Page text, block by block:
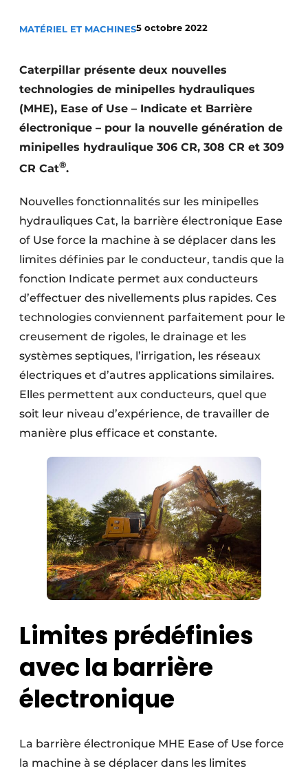
Construction bois
Contrôle d’accès
Éclairage
Fondations
Façades
Géotextiles
Infrastructures souterraines et égouttage
Protection solaire
Rénovation
Sécurité incendie
Software
MATÉRIEL ET MACHINES5 octobre 2022
Caterpillar présente deux nouvelles
technologies de minipelles hydrauliques
(MHE), Ease of Use – Indicate et Barrière
électronique – pour la nouvelle génération de
minipelles hydraulique 306 CR, 308 CR et 309
CR Cat®.
Nouvelles fonctionnalités sur les minipelles
hydrauliques Cat, la barrière électronique Ease
of Use force la machine à se déplacer dans les
limites définies par le conducteur, tandis que la
fonction Indicate permet aux conducteurs
d’effectuer des nivellements plus rapides. Ces
technologies conviennent parfaitement pour le
creusement de rigoles, le drainage et les
systèmes septiques, l’irrigation, les réseaux
électriques et d’autres applications similaires.
Elles permettent aux conducteurs, quel que
soit leur niveau d’expérience, de travailler de
manière plus efficace et constante.
Limites prédéfinies
avec la barrière
électronique
La barrière électronique MHE Ease of Use force
la machine à se déplacer dans les limites